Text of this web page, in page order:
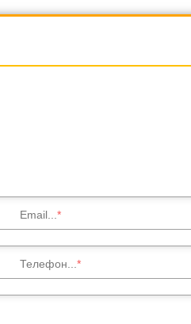
Email...
Телефон...